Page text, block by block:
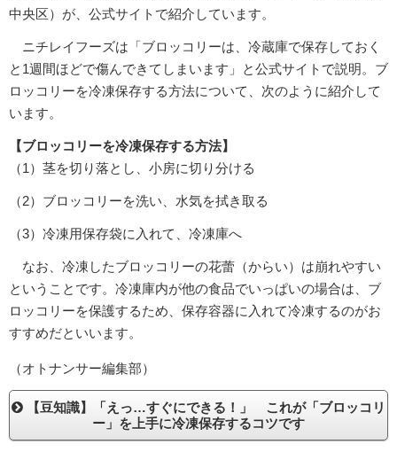
中央区）が、公式サイトで紹介しています。
ニチレイフーズは「ブロッコリーは、冷蔵庫で保存しておく
と1週間ほどで傷んできてしまいます」と公式サイトで説明。ブ
ロッコリーを冷凍保存する方法について、次のように紹介して
います。
【ブロッコリーを冷凍保存する方法】
（1）茎を切り落とし、小房に切り分ける
（2）ブロッコリーを洗い、水気を拭き取る
（3）冷凍用保存袋に入れて、冷凍庫へ
なお、冷凍したブロッコリーの花蕾（からい）は崩れやすい
ということです。冷凍庫内が他の食品でいっぱいの場合は、ブ
ロッコリーを保護するため、保存容器に入れて冷凍するのがお
すすめだといいます。
（オトナンサー編集部）
【豆知識】「えっ…すぐにできる！」 これが「ブロッコリ
ー」を上手に冷凍保存するコツです